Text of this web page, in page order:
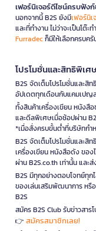
เฟอร์นิเจอร์ดีไซน์ครบฟัง
นอกจากนี้ B2S ยังมีเฟอร์นิเ
และที่ทำงาน ไม่ว่าจะเป็นโต๊
Furradecก็มีให้เลือกครบครั
โปรโมชั่นและสิทธิพิเศ
B2S จัดเต็มโปรโมชั่นและสิ
อัปเดตทุกเดือนกับแคมเปญ
ทั้งสินค้าเครื่องเขียน หนังสื
และดีลพิเศษเมื่อช้อปผ่าน
*เมื่อสั่งครบขั้นต่ำที่บริษัทกำ
B2S จัดเต็มโปรโมชั่นและสิ
เครื่องเขียน หนังสือดัง ขอ
ผ่าน B2S.co.th เท่านั้น แล
B2S มีทุกอย่างตอบโจทย์ทุก
ของเล่นเสริมพัฒนาการ หรื
B2S
สมัคร B2S Club รับข่าวสาร
👉 สมัครสมาชิกเลย!